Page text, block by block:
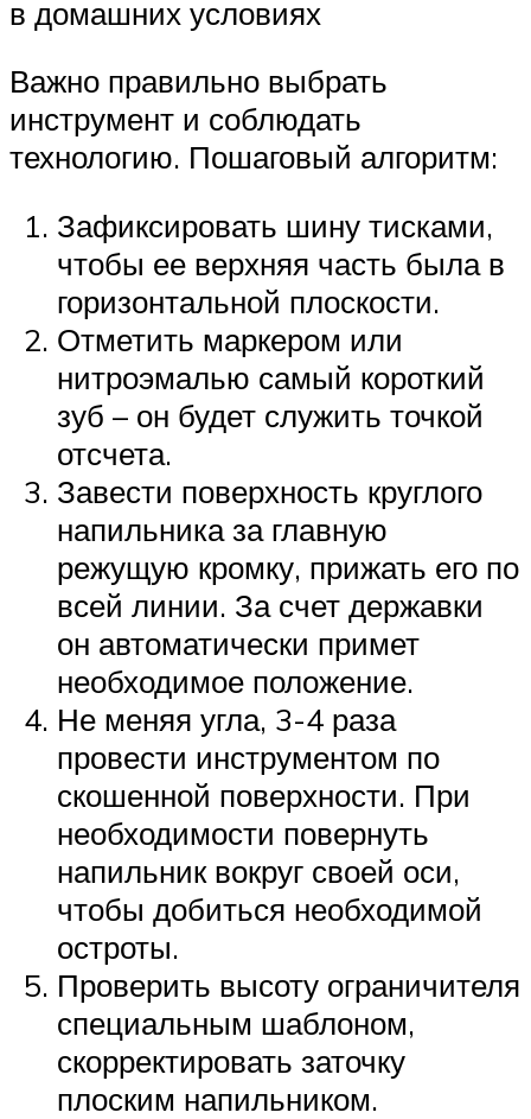
в домашних условиях
Важно правильно выбрать
инструмент и соблюдать
технологию. Пошаговый алгоритм:
Зафиксировать шину тисками,
чтобы ее верхняя часть была в
горизонтальной плоскости.
Отметить маркером или
нитроэмалью самый короткий
зуб – он будет служить точкой
отсчета.
Завести поверхность круглого
напильника за главную
режущую кромку, прижать его по
всей линии. За счет державки
он автоматически примет
необходимое положение.
Не меняя угла, 3-4 раза
провести инструментом по
скошенной поверхности. При
необходимости повернуть
напильник вокруг своей оси,
чтобы добиться необходимой
остроты.
Проверить высоту ограничителя
специальным шаблоном,
скорректировать заточку
плоским напильником.